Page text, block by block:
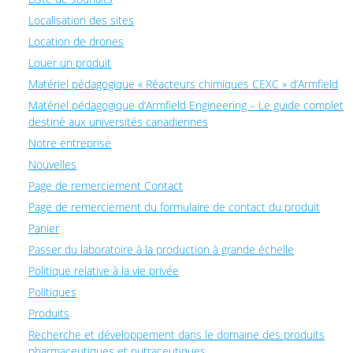
Localisation des sites
Location de drones
Louer un produit
Matériel pédagogique « Réacteurs chimiques CEXC » d’Armfield
Matériel pédagogique d’Armfield Engineering – Le guide complet
destiné aux universités canadiennes
Notre entreprise
Nouvelles
Page de remerciement Contact
Page de remerciement du formulaire de contact du produit
Panier
Passer du laboratoire à la production à grande échelle
Politique relative à la vie privée
Politiques
Produits
Recherche et développement dans le domaine des produits